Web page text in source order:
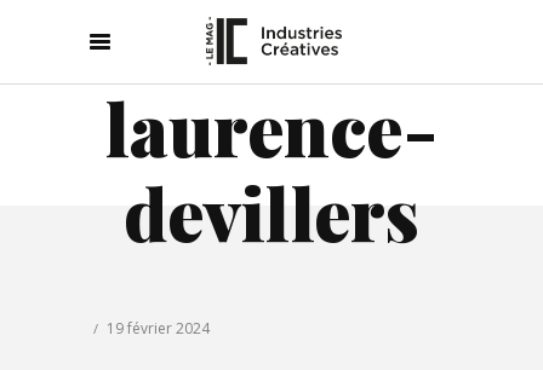
laurence-
devillers
19 février 2024